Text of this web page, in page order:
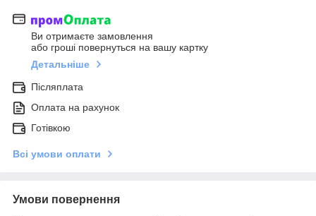
Ви отримаєте замовлення
або гроші повернуться на вашу картку
Детальніше
Післяплата
Оплата на рахунок
Готівкою
Всі умови оплати
Умови повернення